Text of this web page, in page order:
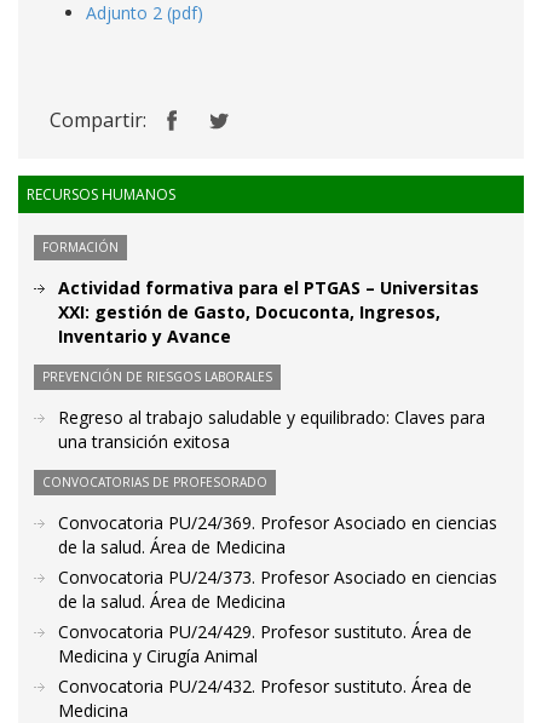
Adjunto 2 (pdf)
Compartir:
RECURSOS HUMANOS
FORMACIÓN
Actividad formativa para el PTGAS – Universitas
XXI: gestión de Gasto, Docuconta, Ingresos,
Inventario y Avance
PREVENCIÓN DE RIESGOS LABORALES
Regreso al trabajo saludable y equilibrado: Claves para
una transición exitosa
CONVOCATORIAS DE PROFESORADO
Convocatoria PU/24/369. Profesor Asociado en ciencias
de la salud. Área de Medicina
Convocatoria PU/24/373. Profesor Asociado en ciencias
de la salud. Área de Medicina
Convocatoria PU/24/429. Profesor sustituto. Área de
Medicina y Cirugía Animal
Convocatoria PU/24/432. Profesor sustituto. Área de
Medicina